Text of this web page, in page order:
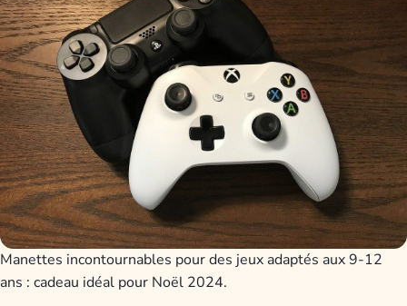
Manettes incontournables pour des jeux adaptés aux 9-12
ans : cadeau idéal pour Noël 2024.